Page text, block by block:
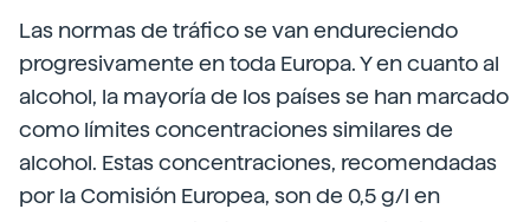
Las normas de tráfico se van endureciendo
progresivamente en toda Europa. Y en cuanto al
alcohol, la mayoría de los países se han marcado
como límites concentraciones similares de
alcohol. Estas concentraciones, recomendadas
por la Comisión Europea, son de 0,5 g/l en